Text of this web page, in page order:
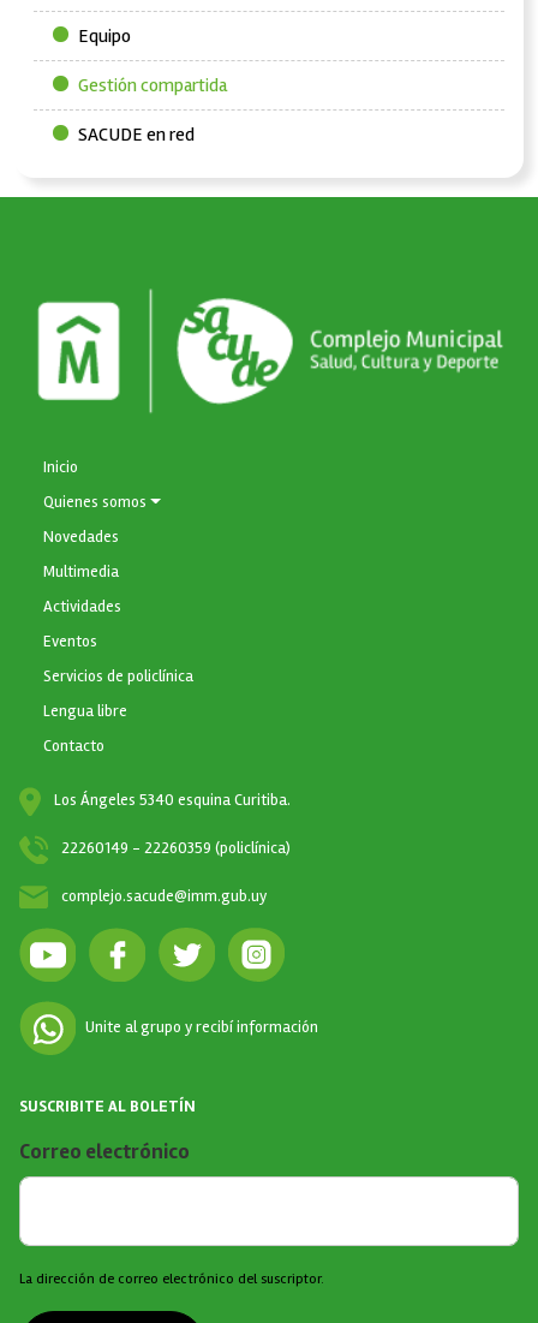
Equipo
Gestión compartida
SACUDE en red
NAVEGACIÓN PRINCIPAL
Inicio
Quienes somos
Novedades
Multimedia
Actividades
Eventos
Servicios de policlínica
Lengua libre
Contacto
Los Ángeles 5340 esquina Curitiba.
22260149 - 22260359 (policlínica)
complejo.sacude@imm.gub.uy
Unite al grupo y recibí información
SUSCRIBITE AL BOLETÍN
Correo electrónico
La dirección de correo electrónico del suscriptor.